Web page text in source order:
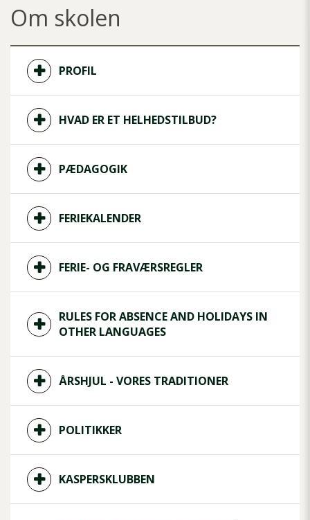
Om skolen
PROFIL
HVAD ER ET HELHEDSTILBUD?
PÆDAGOGIK
FERIEKALENDER
FERIE- OG FRAVÆRSREGLER
RULES FOR ABSENCE AND HOLIDAYS IN
OTHER LANGUAGES
ÅRSHJUL - VORES TRADITIONER
POLITIKKER
KASPERSKLUBBEN